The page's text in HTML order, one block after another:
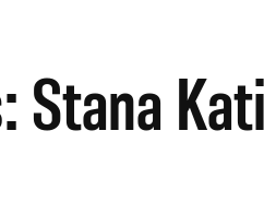
Stana